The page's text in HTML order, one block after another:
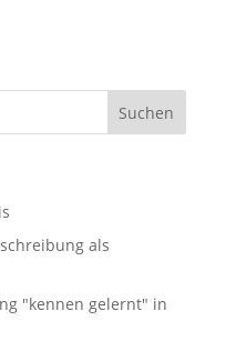
als
"kennen gelernt" in